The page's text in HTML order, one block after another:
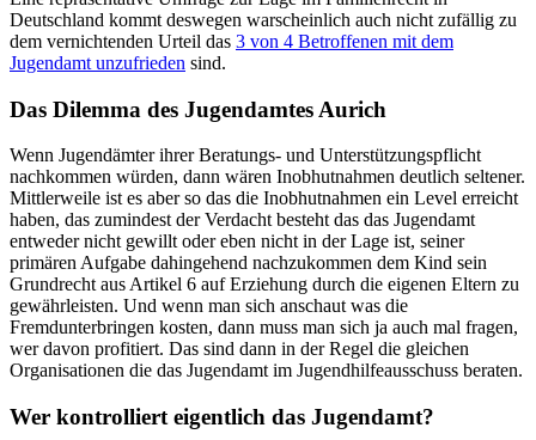
Deutschland kommt deswegen warscheinlich auch nicht zufällig zu
dem vernichtenden Urteil das 3 von 4 Betroffenen mit dem
Jugendamt unzufrieden sind.
Das Dilemma des Jugendamtes Aurich
Wenn Jugendämter ihrer Beratungs- und Unterstützungspflicht
nachkommen würden, dann wären Inobhutnahmen deutlich seltener.
Mittlerweile ist es aber so das die Inobhutnahmen ein Level erreicht
haben, das zumindest der Verdacht besteht das das Jugendamt
entweder nicht gewillt oder eben nicht in der Lage ist, seiner
primären Aufgabe dahingehend nachzukommen dem Kind sein
Grundrecht aus Artikel 6 auf Erziehung durch die eigenen Eltern zu
gewährleisten. Und wenn man sich anschaut was die
Fremdunterbringen kosten, dann muss man sich ja auch mal fragen,
wer davon profitiert. Das sind dann in der Regel die gleichen
Organisationen die das Jugendamt im Jugendhilfeausschuss beraten.
Wer kontrolliert eigentlich das Jugendamt?